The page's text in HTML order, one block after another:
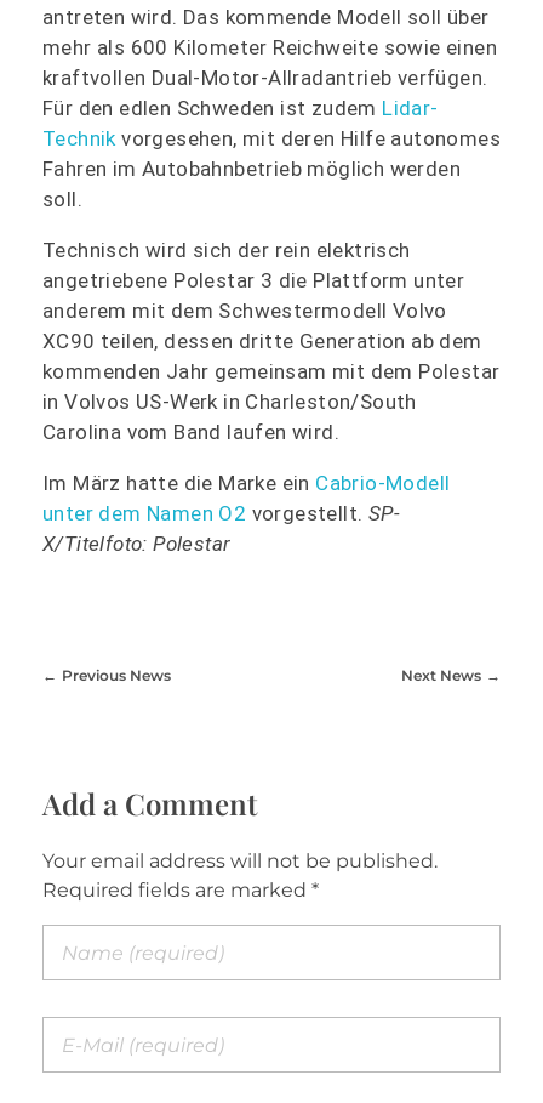
antreten wird. Das kommende Modell soll über
mehr als 600 Kilometer Reichweite sowie einen
kraftvollen Dual-Motor-Allradantrieb verfügen.
Für den edlen Schweden ist zudem Lidar-
Technikvorgesehen, mit deren Hilfe autonomes
Fahren im Autobahnbetrieb möglich werden
soll.
Technisch wird sich der rein elektrisch
angetriebene Polestar 3 die Plattform unter
anderem mit dem Schwestermodell Volvo
XC90 teilen, dessen dritte Generation ab dem
kommenden Jahr gemeinsam mit dem Polestar
in Volvos US-Werk in Charleston/South
Carolina vom Band laufen wird.
Im März hatte die Marke ein Cabrio-Modell
unter dem Namen O2 vorgestellt. SP-
X/Titelfoto: Polestar
Previous News Next News
Add a Comment
Your email address will not be published.
Required fields are marked *